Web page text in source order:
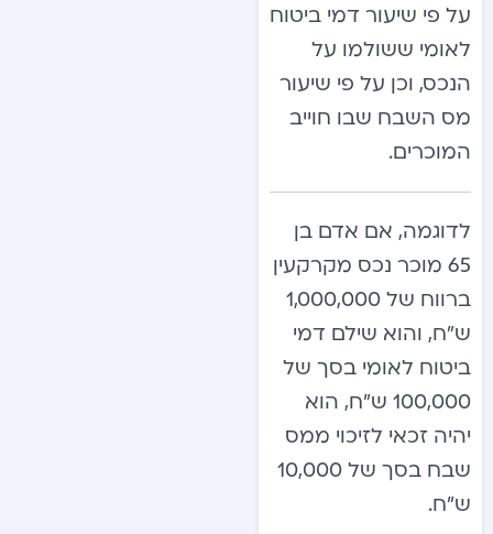
על פי שיעור דמי ביטוח
לאומי ששולמו על
הנכס, וכן על פי שיעור
מס השבח שבו חוייב
המוכרים.
לדוגמה, אם אדם בן
65 מוכר נכס מקרקעין
ברווח של 1,000,000
ש”ח, והוא שילם דמי
ביטוח לאומי בסך של
100,000 ש”ח, הוא
יהיה זכאי לזיכוי ממס
שבח בסך של 10,000
ש”ח.